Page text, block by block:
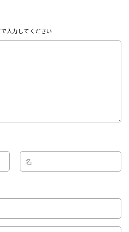
入力してください